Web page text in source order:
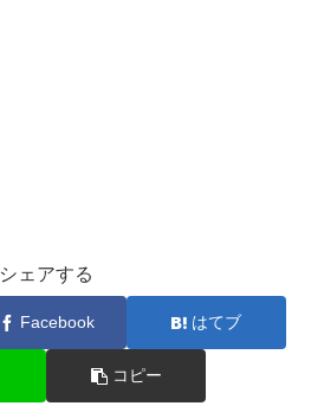
シェアする
Facebook はてブ
コピー